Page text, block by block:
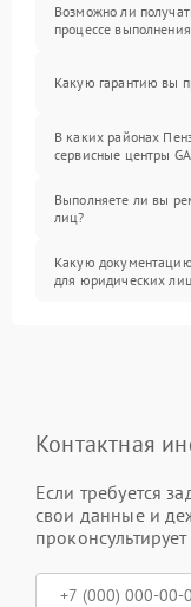
Возможно ли
процессе
Какую гарантию вы
В каких районах
сервисные центры
Выполняете ли вы
лиц?
Какую
для юридических
Контактная
Если требуется
свои данные и